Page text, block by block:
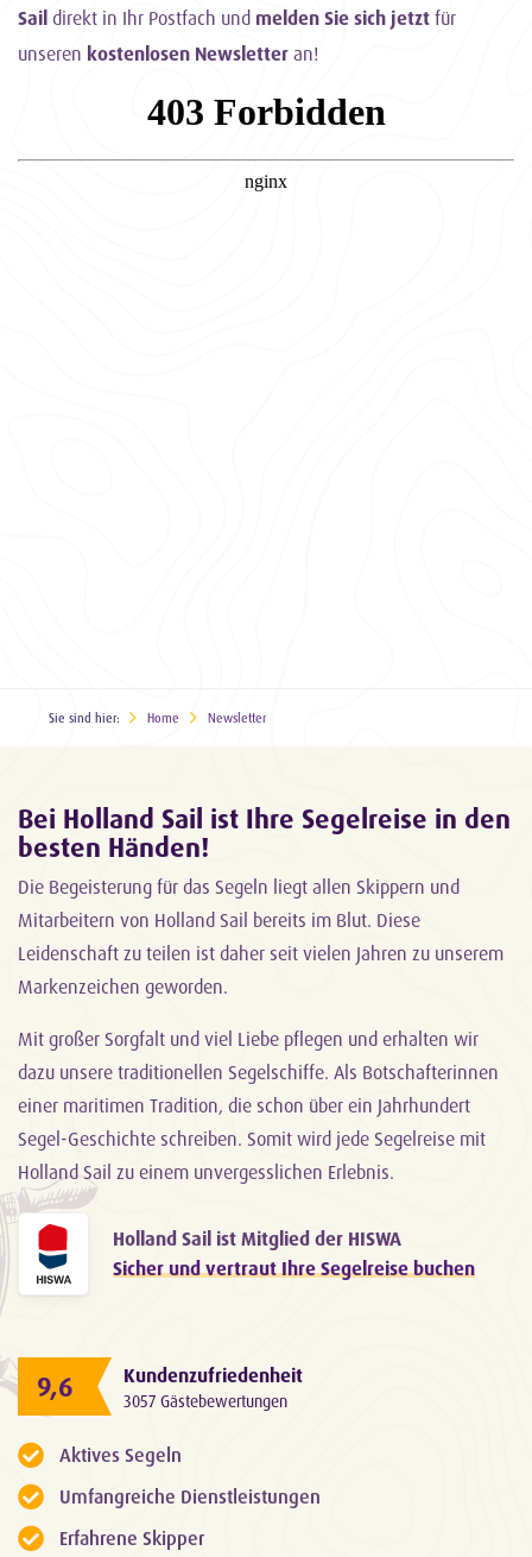
Sail direkt in Ihr Postfach und melden Sie sich jetzt für
unseren kostenlosen Newsletter an!
Sie sind hier: Home Newsletter
Bei Holland Sail ist Ihre Segelreise in den
besten Händen!
Die Begeisterung für das Segeln liegt allen Skippern und
Mitarbeitern von Holland Sail bereits im Blut. Diese
Leidenschaft zu teilen ist daher seit vielen Jahren zu unserem
Markenzeichen geworden.
Mit großer Sorgfalt und viel Liebe pflegen und erhalten wir
dazu unsere traditionellen Segelschiffe. Als Botschafterinnen
einer maritimen Tradition, die schon über ein Jahrhundert
Segel-Geschichte schreiben. Somit wird jede Segelreise mit
Holland Sail zu einem unvergesslichen Erlebnis.
Holland Sail ist Mitglied der HISWA
Sicher und vertraut Ihre Segelreise buchen
9,6 Kundenzufriedenheit
3057 Gästebewertungen
Aktives Segeln
Umfangreiche Dienstleistungen
Erfahrene Skipper